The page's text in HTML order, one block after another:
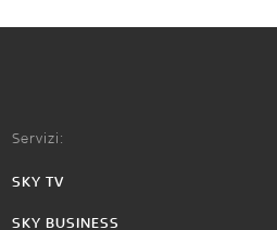
Servizi:
SKY TV
SKY BUSINESS